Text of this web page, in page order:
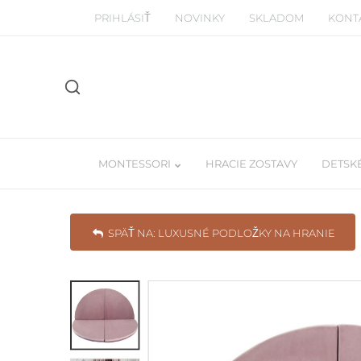
PRIHLÁSIŤ NOVINKY SKLADOM
MONTESSORI
Manipulačné montessori dosky
Drevené a balančné dosky
Učiace veže / woodtower
HRACIE ZOSTAVY
Detské Tee-
SPÄŤ NA: LUXUSNÉ PODLOŽKY NA HRANIE